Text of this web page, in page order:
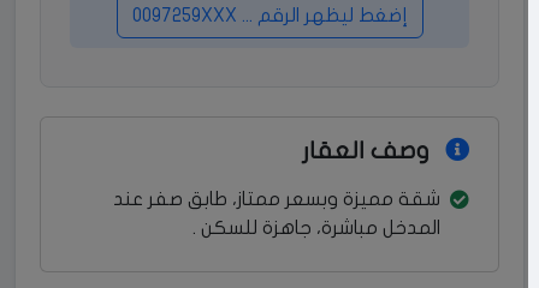
إضغط ليظهر الرقم ... 0097259XXX
وصف العقار
شقة مميزة وبسعر ممتاز، طابق صفر عند
المدخل مباشرة، جاهزة للسكن .